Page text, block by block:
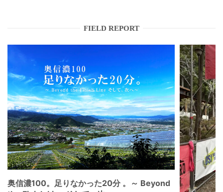
FIELD REPORT
奥信濃100。足りなかった20分 。～ Beyond